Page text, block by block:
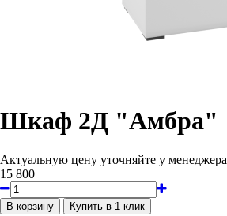
Шкаф 2Д "Амбра"
Актуальную цену уточняйте у менеджера
15 800